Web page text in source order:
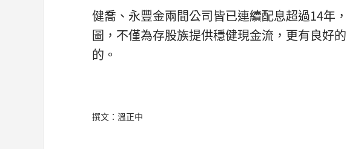
健喬、永豐金兩間公司皆已連續配息超過14年
圖，不僅為存股族提供穩健現金流，更有良好
的。
撰文：溫正中